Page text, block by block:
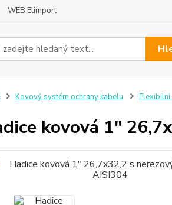
WEB Elimport
Kovový systém ochrany kabelu Flexibilní
kovová 1"